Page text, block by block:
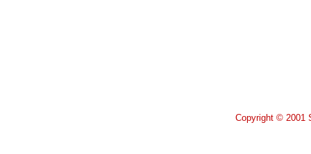
Copyright © 2001